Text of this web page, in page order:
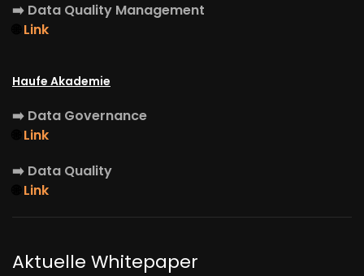
➡️ Data Quality Management
Link
Haufe Akademie
➡️ Data Governance
Link
➡️ Data Quality
Link
Aktuelle Whitepaper